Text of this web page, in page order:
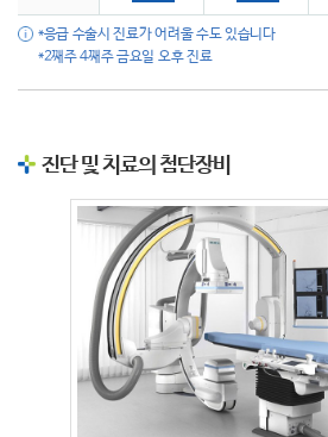
*응급 수술시 진료가 어려울 수도 있습니다
*2째주 4째주 금요일 오후 진료
진단 및 치료의 첨단장비